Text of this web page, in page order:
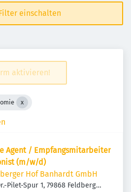
einschalten
aktivieren!
Agent / Empfangsmitarbeiter
(m/w/d)
Hof Banhardt GmbH
Pilet-Spur 1, 79868 Feldberg